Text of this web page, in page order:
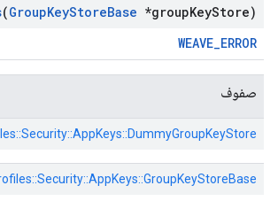
(GroupKeyStoreBase *groupKeyStore)
WEAVE_ERROR
صفوف
Security::AppKeys::DummyGroupKeyStore
Security::AppKeys::GroupKeyStoreBase